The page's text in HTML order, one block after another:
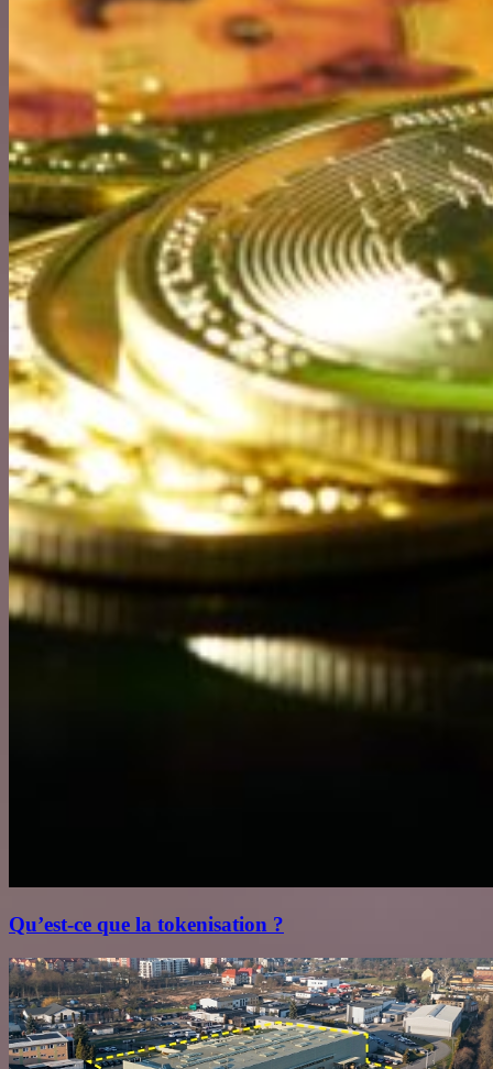
Qu’est‑ce que la tokenisation ?